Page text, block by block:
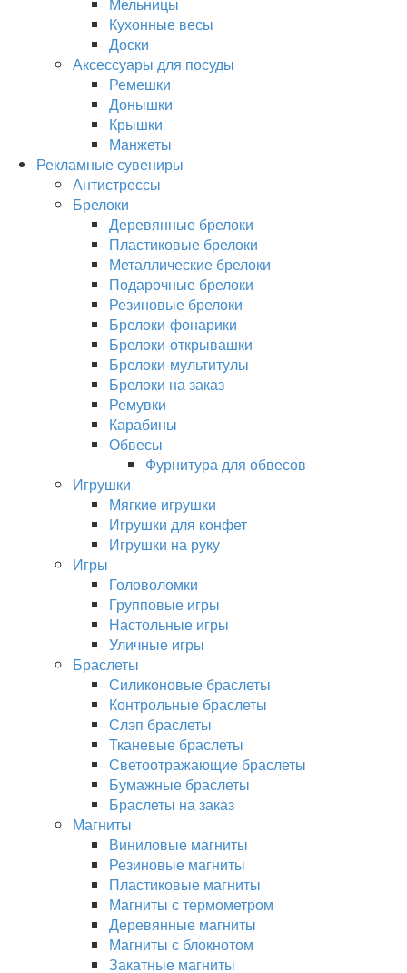
Кухонные весы
Доски
Аксессуары для посуды
Ремешки
Донышки
Крышки
Манжеты
Рекламные сувениры
Антистрессы
Брелоки
Деревянные брелоки
Пластиковые брелоки
Металлические брелоки
Подарочные брелоки
Резиновые брелоки
Брелоки-фонарики
Брелоки-открывашки
Брелоки-мультитулы
Брелоки на заказ
Ремувки
Карабины
Обвесы
Фурнитура для обвесов
Игрушки
Мягкие игрушки
Игрушки для конфет
Игрушки на руку
Игры
Головоломки
Групповые игры
Настольные игры
Уличные игры
Браслеты
Силиконовые браслеты
Контрольные браслеты
Слэп браслеты
Тканевые браслеты
Светоотражающие браслеты
Бумажные браслеты
Браслеты на заказ
Магниты
Виниловые магниты
Резиновые магниты
Пластиковые магниты
Магниты с термометром
Деревянные магниты
Магниты с блокнотом
Закатные магниты